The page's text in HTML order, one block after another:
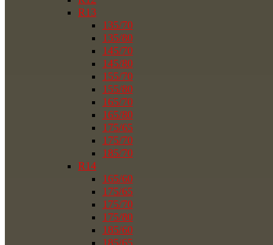
R13
135/70
135/80
145/70
145/80
155/70
155/80
165/70
165/80
175/65
175/70
185/70
R14
165/60
175/65
175/70
175/80
185/60
185/65